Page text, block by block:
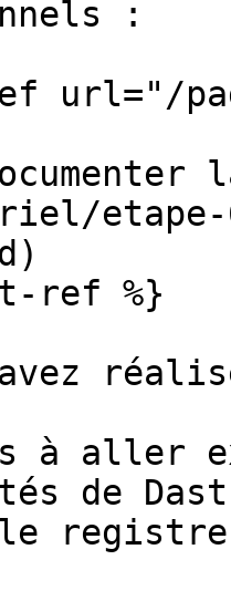
:
url="/
etape-
ref %}
avez
à aller
de
le